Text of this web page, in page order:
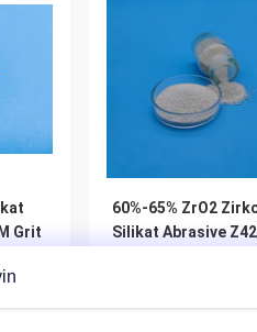
Grit
60%-65% ZrO2
Silikat Abrasive
Harga